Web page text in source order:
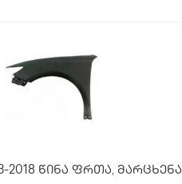
2018 წინა ფრთა, მარცხენა